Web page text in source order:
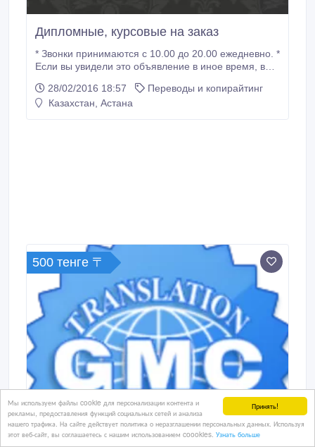
Принять!
Мы используем файлы cookie для персонализации контента и
рекламы, предоставления функций социальных сетей и анализа
нашего трафика. На сайте действует политика о неразглашении персональных данных. Используя
этот веб-сайт, вы соглашаетесь с нашим использованием coookies. Узнать больше
Дипломные, курсовые на заказ
* Звонки принимаются с 10.00 до 20.00 ежедневно. *
Если вы увидели это объявление в иное время, вы
gulnara_pressa@mail.ru * закажите сами и помогите
друзьям. Удачи!.
28/02/2016 18:57
Переводы и копирайтинг
Казахстан, Астана
500 тенге 〒